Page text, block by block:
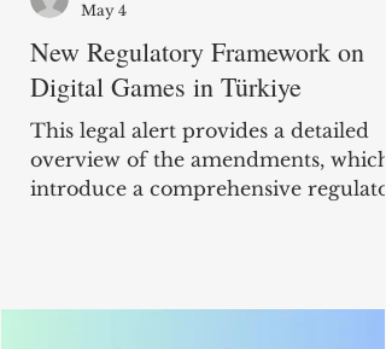
New Regulatory Framework on
Digital Games in Türkiye
This legal alert provides a detailed
overview of the amendments, which
introduce a comprehensive
stakeholders of their upcoming legal
May 4